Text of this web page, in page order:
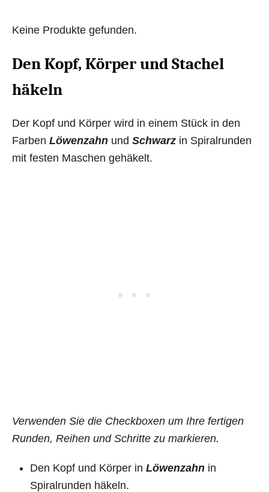
Keine Produkte gefunden.
Den Kopf, Körper und Stachel
häkeln
Der Kopf und Körper wird in einem Stück in den
Farben Löwenzahn und Schwarz in Spiralrunden
mit festen Maschen gehäkelt.
Verwenden Sie die Checkboxen um Ihre fertigen
Runden, Reihen und Schritte zu markieren.
Den Kopf und Körper in Löwenzahn in
Spiralrunden häkeln.